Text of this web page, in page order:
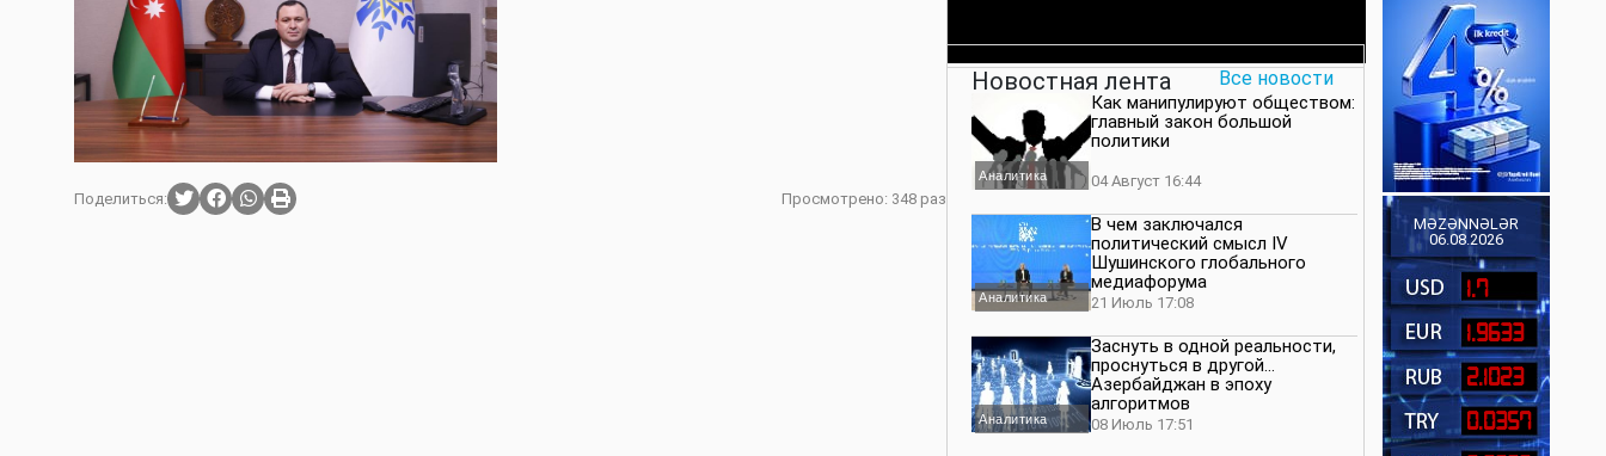
Поделиться: Просмотрено: 348 раз
Новостная лента Все новости
Аналитика
Как манипулируют обществом:
главный закон большой
политики
04 Август 16:44
Аналитика
В чем заключался
политический смысл IV
Шушинского глобального
медиафорума
21 Июль 17:08
Аналитика
Заснуть в одной реальности,
проснуться в другой…
Азербайджан в эпоху
алгоритмов
08 Июль 17:51
MƏZƏNNƏLƏR
06.08.2026
1.7
1.9633
2.1023
0.0357